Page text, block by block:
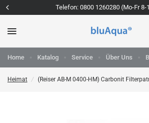
Telefon: 0800 1260280 (Mo-Fr 8-
Home Katalog Service Über Uns
Heimat / (Reiser AB-M 0400-HM) Carbonit